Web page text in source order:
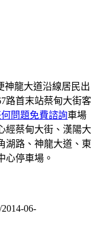
龍大道沿線居民出
路首末站蔡甸大街客
問題免費諮詢車場
經蔡甸大街、漢陽大
湖路、神龍大道、東
心停車場。
06-